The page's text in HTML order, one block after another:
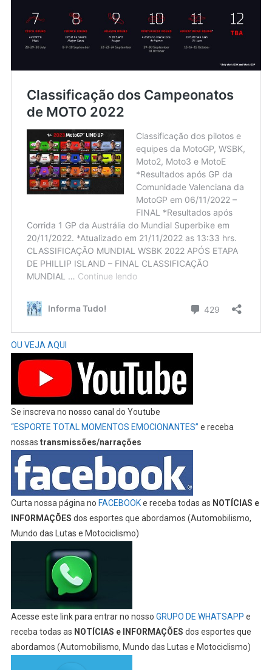
OU VEJA AQUI
Se inscreva no nosso canal do Youtube
“ESPORTE TOTAL MOMENTOS EMOCIONANTES” e receba
nossas transmissões/narrações
Curta nossa página no FACEBOOKe receba todas as NOTÍCIAS e
INFORMAÇÕES dos esportes que abordamos (Automobilismo,
Mundo das Lutas e Motociclismo)
Acesse este link para entrar no nosso GRUPO DE WHATSAPP e
receba todas as NOTÍCIAS e INFORMAÇÕES dos esportes que
abordamos (Automobilismo, Mundo das Lutas e Motociclismo)